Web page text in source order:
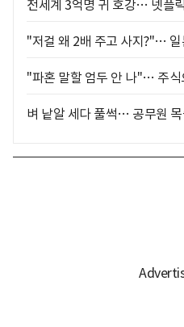
전세계 3억명 귀 호강… 넷플
"저걸 왜 2배 주고 사지?"… 일
"파혼 말할 엄두 안 나"… 주식
벼 낱알 세다 풀썩… 공무원